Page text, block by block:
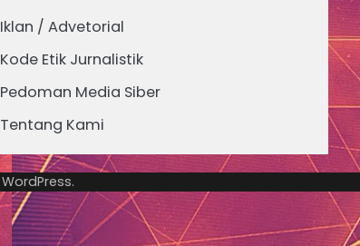
Iklan / Advetorial
Kode Etik Jurnalistik
Pedoman Media Siber
Tentang Kami
WordPress.